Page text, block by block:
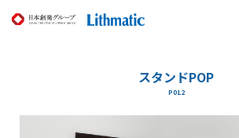
スタンドPOP
P012